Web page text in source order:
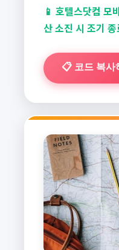
📱 호텔스닷컴 모
산 소진 시 조기
📋 코드 복사